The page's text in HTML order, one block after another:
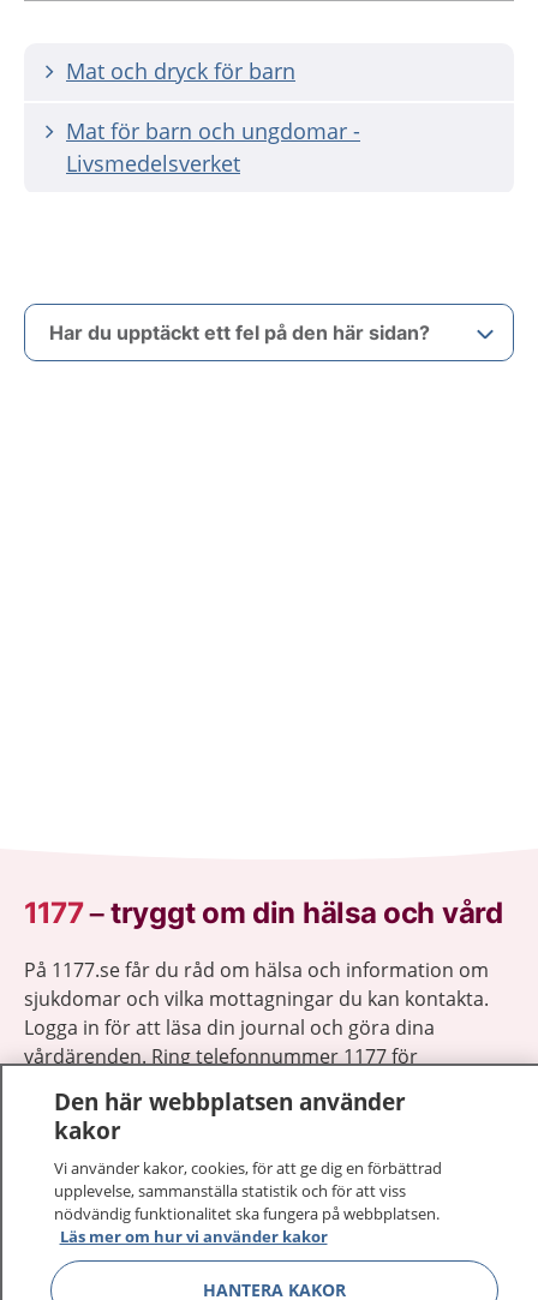
Mat och dryck för barn
Mat för barn och ungdomar -
Livsmedelsverket
Har du upptäckt ett fel på den här sidan?
1177–tryggt om din hälsa och vård
På 1177.se får du råd om hälsa och information om
sjukdomar och vilka mottagningar du kan kontakta.
Logga in för att läsa din journal och göra dina
vårdärenden. Ring telefonnummer 1177 för
1177 ger dig råd när du vill må bättre.
1177 på flera språk Visa
Den här webbplatsen använder
kakor
Vi använder kakor, cookies, för att ge dig en förbättrad
upplevelse, sammanställa statistik och för att viss
nödvändig funktionalitet ska fungera på webbplatsen.
Läs mer om hur vi använder kakor
HANTERA KAKOR